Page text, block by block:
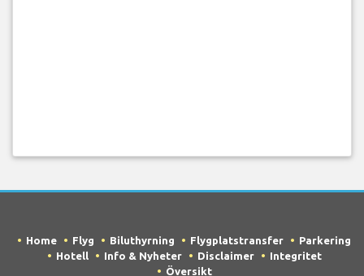
Home Flyg Biluthyrning Flygplatstransfer
Parkering
Hotell
Info & Nyheter Disclaimer
Integritet
Översikt